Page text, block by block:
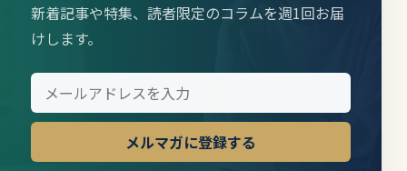
新着記事や特集、読者限定のコラムを週1回お届
けします。
メルマガに登録する